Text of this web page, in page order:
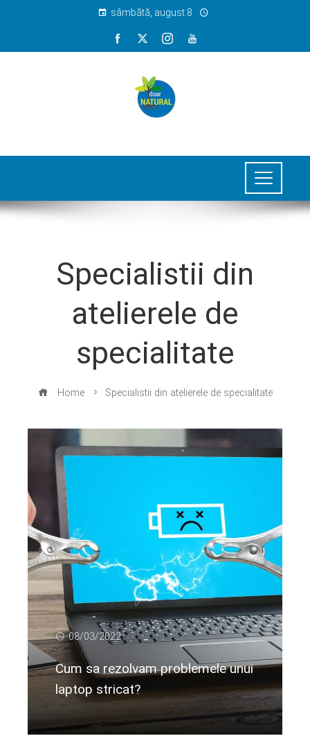
sâmbătă, august 8
Specialistii din
atelierele de
specialitate
Home Specialistii din atelierele de specialitate
08/03/2022
Cum sa rezolvam problemele unui
laptop stricat?